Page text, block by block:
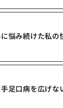
悩み続けた私の
足口病を広げな